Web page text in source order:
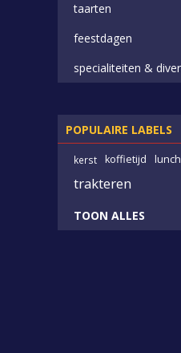
taarten
feestdagen
specialiteiten &
POPULAIRE LABELS
kerst koffietijd lunch
trakteren
TOON ALLES